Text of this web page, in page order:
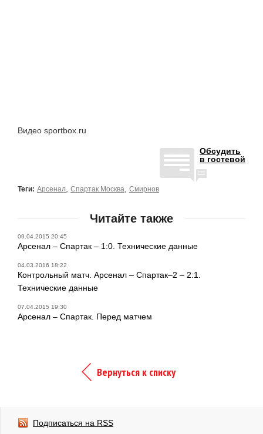
Видео sportbox.ru
Обсудить
в гостевой
Теги: Арсенал Спартак Москва Смирнов
Читайте также
09.04.2015 20:45
Арсенал – Спартак – 1:0. Технические данные
04.03.2016 18:22
Контрольный матч. Арсенал – Спартак–2 – 2:1.
Технические данные
07.04.2015 19:30
Арсенал – Спартак. Перед матчем
Вернуться к списку
Подписаться на RSS